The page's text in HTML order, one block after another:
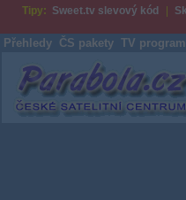
Tipy: Sweet.tv slevový kód
Přehledy ČS pakety TV program
Parabola.cz